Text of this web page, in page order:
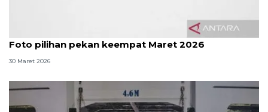
Foto pilihan pekan keempat Maret 2026
30 Maret 2026